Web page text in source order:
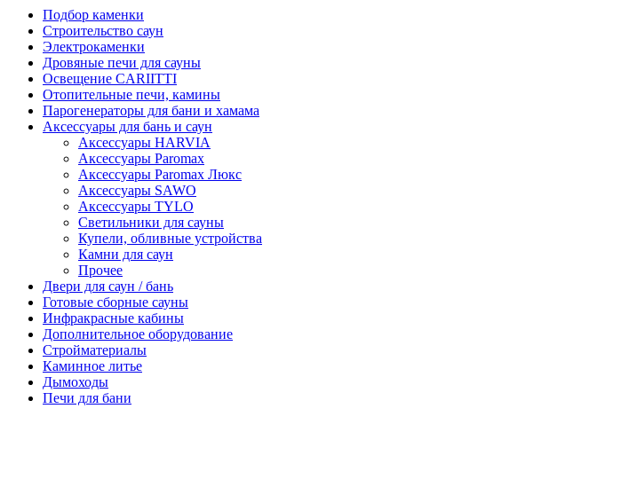
Подбор каменки
Строительство саун
Электрокаменки
Дровяные печи для сауны
Освещение CARIITTI
Отопительные печи, камины
Парогенераторы для бани и хамама
Аксессуары для бань и саун
Аксессуары HARVIA
Аксессуары Paromax
Аксессуары Paromax Люкс
Аксессуары SAWO
Аксессуары TYLO
Светильники для сауны
Купели, обливные устройства
Камни для саун
Прочее
Двери для саун / бань
Готовые сборные сауны
Инфракрасные кабины
Дополнительное оборудование
Стройматериалы
Каминное литье
Дымоходы
Печи для бани